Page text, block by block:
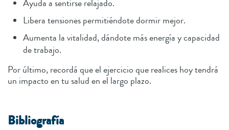
Ayuda a sentirse relajado.
Libera tensiones permitiéndote dormir mejor.
Aumenta la vitalidad, dándote más energía y capacidad
de trabajo.
Por último, recordá que el ejercicio que realices hoy tendrá
un impacto en tu salud en el largo plazo.
Bibliografía